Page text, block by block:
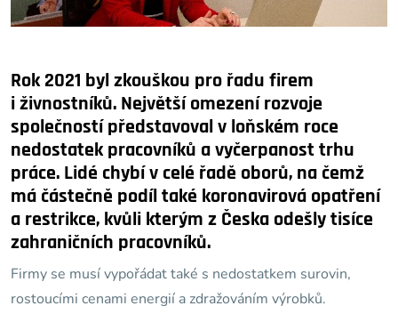
Rok 2021 byl zkouškou pro řadu firem
i živnostníků. Největší omezení rozvoje
společností představoval v loňském roce
nedostatek pracovníků a vyčerpanost trhu
práce. Lidé chybí v celé řadě oborů, na čemž
má částečně podíl také koronavirová opatření
a restrikce, kvůli kterým z Česka odešly tisíce
zahraničních pracovníků.
Firmy se musí vypořádat také s nedostatkem surovin,
rostoucími cenami energií a zdražováním výrobků.